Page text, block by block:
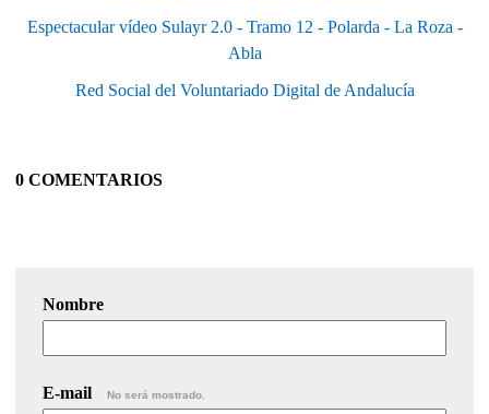
Espectacular vídeo Sulayr 2.0 - Tramo 12 - Polarda - La Roza -
Abla
Red Social del Voluntariado Digital de Andalucía
0 COMENTARIOS
Nombre
E-mail No será mostrado.